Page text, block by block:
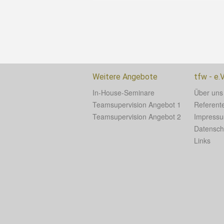
Weitere Angebote
In-House-Seminare
Teamsupervision Angebot 1
Teamsupervision Angebot 2
tfw -
Über uns
Links